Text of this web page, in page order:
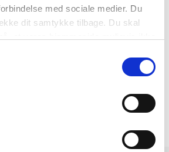
med sociale medier. Du
dit samtykke tilbage. Du skal